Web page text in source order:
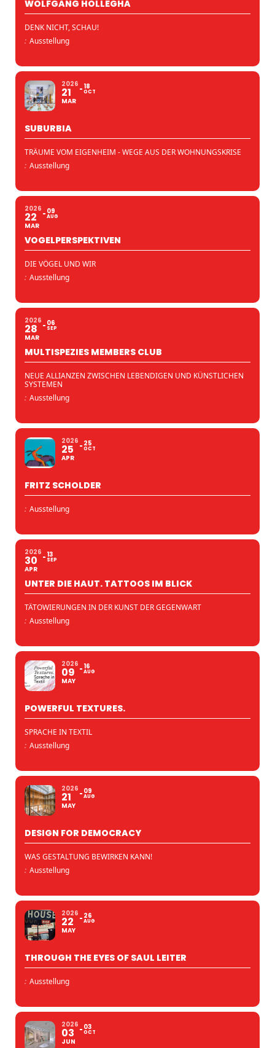
WOLFGANG HOLLEGHA
DENK NICHT, SCHAU!
: Ausstellung
2026
21
MAR
18
OCT
SUBURBIA
TRÄUME VOM EIGENHEIM - WEGE AUS DER WOHNUNGSKRISE
: Ausstellung
2026
22
MAR
09
AUG
VOGELPERSPEKTIVEN
DIE VÖGEL UND WIR
: Ausstellung
2026
28
MAR
06
SEP
MULTISPEZIES MEMBERS CLUB
NEUE ALLIANZEN ZWISCHEN LEBENDIGEN UND KÜNSTLICHEN
SYSTEMEN
: Ausstellung
2026
25
APR
25
OCT
FRITZ SCHOLDER
: Ausstellung
2026
30
APR
13
SEP
UNTER DIE HAUT. TATTOOS IM BLICK
TÄTOWIERUNGEN IN DER KUNST DER GEGENWART
: Ausstellung
2026
09
MAY
16
AUG
POWERFUL TEXTURES.
SPRACHE IN TEXTIL
: Ausstellung
2026
21
MAY
09
AUG
DESIGN FOR DEMOCRACY
WAS GESTALTUNG BEWIRKEN KANN!
: Ausstellung
2026
22
MAY
26
AUG
THROUGH THE EYES OF SAUL LEITER
: Ausstellung
2026
03
JUN
03
OCT